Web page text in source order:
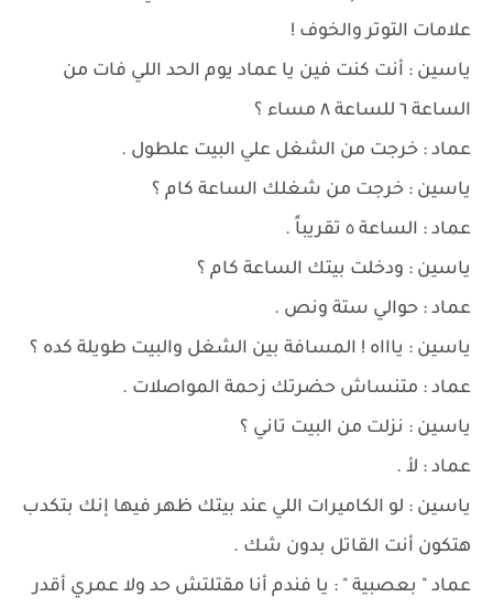
علامات التوتر والخوف !
ياسين : أنت كنت فين يا عماد يوم الحد اللي فات من
الساعة ٦ للساعة ٨ مساء ؟
عماد : خرجت من الشغل علي البيت علطول .
ياسين : خرجت من شغلك الساعة كام ؟
عماد : الساعة ٥ تقريباً .
ياسين : ودخلت بيتك الساعة كام ؟
عماد : حوالي ستة ونص .
ياسين : ياااه ! المسافة بين الشغل والبيت طويلة كده ؟
عماد : متنساش حضرتك زحمة المواصلات .
ياسين : نزلت من البيت تاني ؟
عماد : لأ .
ياسين : لو الكاميرات اللي عند بيتك ظهر فيها إنك بتكدب
هتكون أنت القاتل بدون شك .
عماد " بعصبية " : يا فندم أنا مقتلتش حد ولا عمري أقدر